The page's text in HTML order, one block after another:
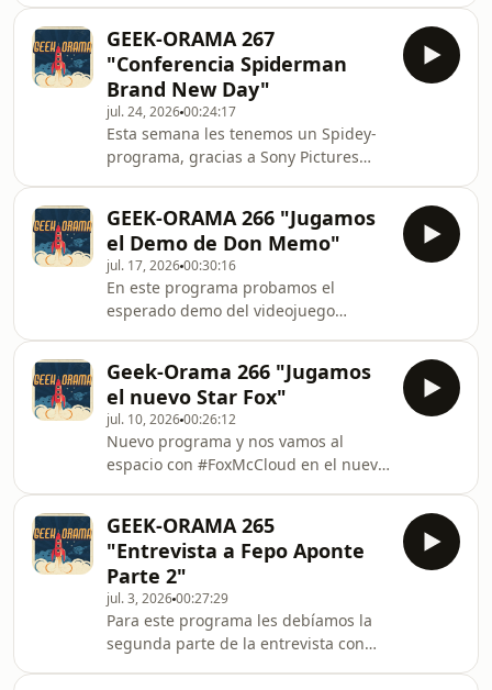
GameBreak las 5 noticias gamers mas
importantes de la semana y toda la
info de la preventa de Connecturday
GEEK-ORAMA 267
"Conferencia Spiderman
Brand New Day"
jul. 24, 202600:24:17
Esta semana les tenemos un Spidey-
programa, gracias a Sony Pictures
#SpidermanUnNuevoDia y les
traemos un resumen de las mejores
respuestas, además en GameBreak
los mejores 5 videojuegos de
#Spiderman y un Review del primer
mes de uso del #MotorolaSignature
GEEK-ORAMA 266 "Jugamos
el Demo de Don Memo"
jul. 17, 202600:30:16
En este programa probamos el
esperado demo del videojuego
incluso nos acompaña mientras lo
probamos!Este demo esta disponible
en Steam
Geek-Orama 266 "Jugamos
el nuevo Star Fox"
jul. 10, 202600:26:12
Nuevo programa y nos vamos al
espacio con #FoxMcCloud en el nuevo
Sinpe TP del Banco Nacional de Costa
Rica
GEEK-ORAMA 265
"Entrevista a Fepo Aponte
Parte 2"
jul. 3, 202600:27:29
Para este programa les debíamos la
segunda parte de la entrevista con